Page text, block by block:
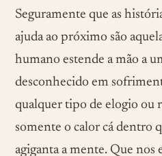
Seguramente que as
ajuda ao próximo são
humano estende a mão a
desconhecido em
qualquer tipo de elogio ou
somente o calor cá dentro
agiganta a mente. Que nos